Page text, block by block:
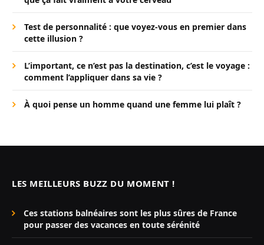
Test de personnalité : que voyez-vous en premier dans
cette illusion ?
L’important, ce n’est pas la destination, c’est le voyage :
comment l’appliquer dans sa vie ?
À quoi pense un homme quand une femme lui plaît ?
LES MEILLEURS BUZZ DU MOMENT !
Ces stations balnéaires sont les plus sûres de France
pour passer des vacances en toute sérénité